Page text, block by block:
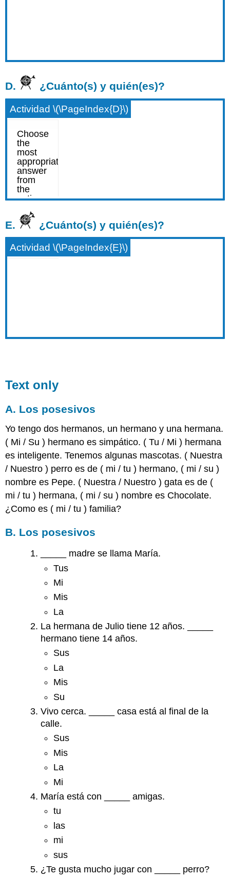
D. ¿Cuánto(s) y quién(es)?
Actividad \(\PageIndex{D}\)
E. ¿Cuánto(s) y quién(es)?
Actividad \(\PageIndex{E}\)
Text only
A. Los posesivos
Yo tengo dos hermanos, un hermano y una hermana.
( Mi / Su ) hermano es simpático. (Tu / Mi ) hermana
es inteligente. Tenemos algunas mascotas. ( Nuestra
/ Nuestro ) perro es de ( mi /tu ) hermano, ( mi /su )
nombre es Pepe. ( Nuestra / Nuestro ) gata es de (
mi /tu ) hermana, ( mi /su ) nombre es Chocolate.
¿Como es ( mi /tu ) familia?
B. Los posesivos
_____ madre se llama María.
Tus
Mi
Mis
La
La hermana de Julio tiene 12 años. _____
hermano tiene 14 años.
Sus
La
Mis
Su
Vivo cerca. _____ casa está al final de la
calle.
Sus
Mis
La
Mi
María está con _____ amigas.
tu
las
mi
sus
¿Te gusta mucho jugar con _____ perro?